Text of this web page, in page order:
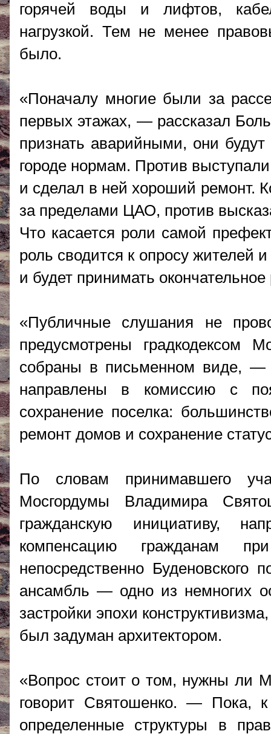
горячей воды и лифтов,
нагрузкой. Тем не менее
было.
«Поначалу многие были за
первых этажах, — рассказал
признать аварийными, они
городе нормам. Против
и сделал в ней хороший ремонт.
за пределами ЦАО, против
Что касается роли самой
роль сводится к опросу жителей
и будет принимать
«Публичные слушания не
предусмотрены градкодексом
собраны в письменном виде,
направлены в комиссию с
сохранение поселка:
ремонт домов и сохранение
По словам принимавшего
Мосгордумы Владимира
гражданскую инициативу,
компенсацию гражданам
непосредственно
ансамбль — одно из немногих
застройки эпохи
был задуман архитектором.
«Вопрос стоит о том, нужны ли
говорит Святошенко. — Пока,
определенные структуры в